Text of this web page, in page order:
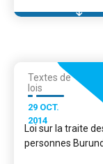
Textes de
lois
29 OCT.
2014
Loi sur la traite
personnes